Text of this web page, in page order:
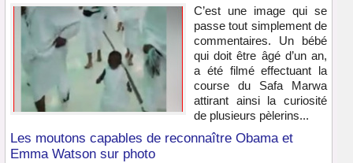
C’est une image qui se
passe tout simplement de
commentaires. Un bébé
qui doit être âgé d’un an,
a été filmé effectuant la
course du Safa Marwa
attirant ainsi la curiosité
de plusieurs pèlerins...
Les moutons capables de reconnaître Obama et
Emma Watson sur photo